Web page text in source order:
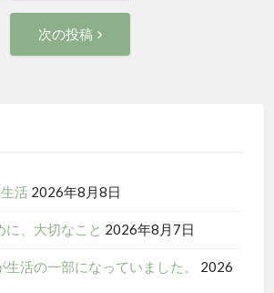
投
次の投稿
活 2026年8月8日
に、大切なこと 2026年8月7日
活の一部になっていました。
2026